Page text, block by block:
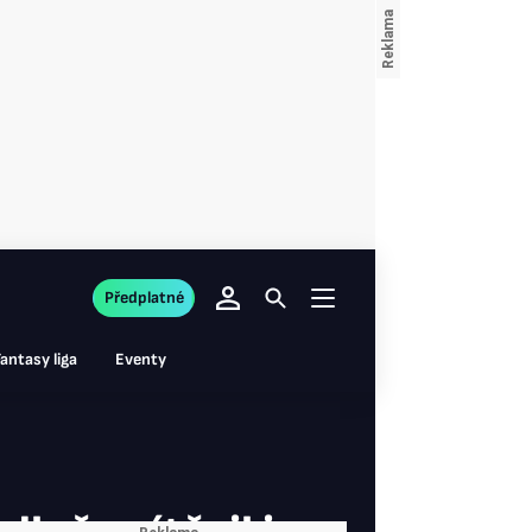
liga Eventy
Předplatné